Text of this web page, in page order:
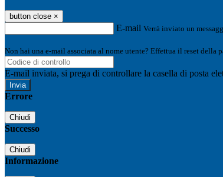
button close ×
E-mail Verrà inviato un
Non hai una e-mail associata al nome utente? Effettua il reset della
E-mail inviata, si prega di controllare la casella di posta
Errore
Chiudi
Successo
Chiudi
Informazione